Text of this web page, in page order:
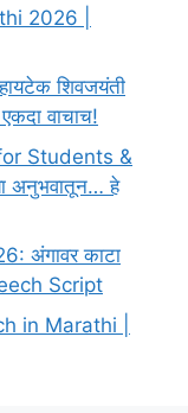
2026 |
शिवजयंती
वाचाच!
Students &
अनुभवातून… हे
अंगावर काटा
Script
in Marathi |